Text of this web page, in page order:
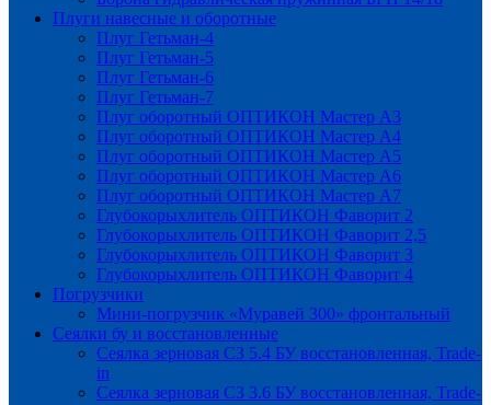
Плуги навесные и оборотные
Плуг Гетьман-4
Плуг Гетьман-5
Плуг Гетьман-6
Плуг Гетьман-7
Плуг оборотный ОПТИКОН Мастер А3
Плуг оборотный ОПТИКОН Мастер А4
Плуг оборотный ОПТИКОН Мастер А5
Плуг оборотный ОПТИКОН Мастер А6
Плуг оборотный ОПТИКОН Мастер А7
Глубокорыхлитель ОПТИКОН Фаворит 2
Глубокорыхлитель ОПТИКОН Фаворит 2,5
Глубокорыхлитель ОПТИКОН Фаворит 3
Глубокорыхлитель ОПТИКОН Фаворит 4
Погрузчики
Мини-погрузчик «Муравей 300» фронтальный
Сеялки бу и восстановленные
Сеялка зерновая СЗ 5.4 БУ восстановленная, Trade-
in
Сеялка зерновая СЗ 3.6 БУ восстановленная, Trade-